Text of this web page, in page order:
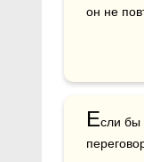
он не
Если бы